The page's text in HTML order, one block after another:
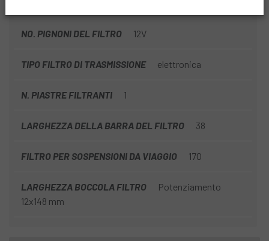
NO. PIGNONI DEL FILTRO 12V
TIPO FILTRO DI TRASMISSIONE elettronica
N. PIASTRE FILTRANTI 1
LARGHEZZA DELLA BARRA DEL FILTRO 38
FILTRO PER SOSPENSIONI DA VIAGGIO 170
LARGHEZZA BOCCOLA FILTRO
Potenziamento
12x148 mm